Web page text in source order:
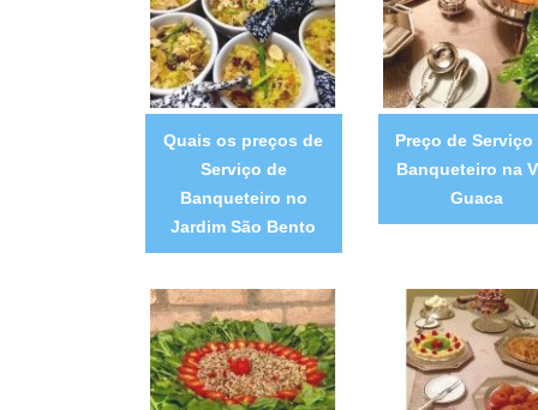
Quais os preços de
Serviço de
Banqueteiro no
Jardim São Bento
Preço de Serviço
Banqueteiro na
Guaca